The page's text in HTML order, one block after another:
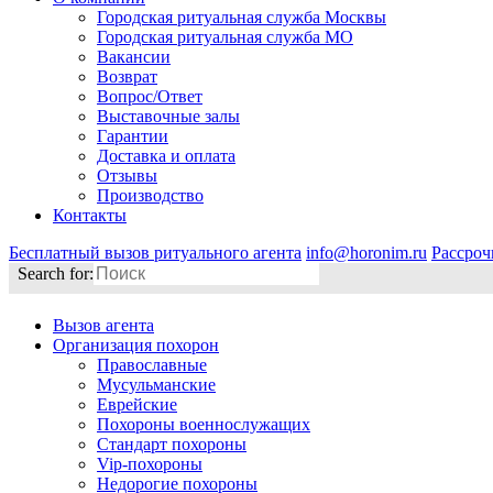
Городская ритуальная служба Москвы
Городская ритуальная служба МО
Вакансии
Возврат
Вопрос/Ответ
Выставочные залы
Гарантии
Доставка и оплата
Отзывы
Производство
Контакты
Бесплатный вызов ритуального агента info@horonim.ru
Search for:
Вызов агента
Организация похорон
Православные
Мусульманские
Еврейские
Похороны военнослужащих
Стандарт похороны
Vip-похороны
Недорогие похороны